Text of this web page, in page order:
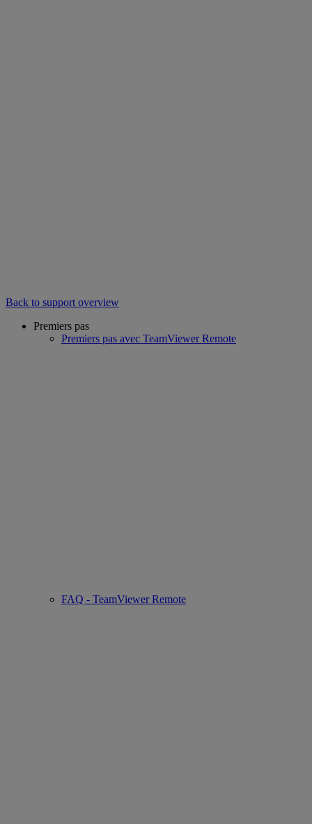
Back to support overview
Premiers pas
Premiers pas avec TeamViewer Remote
FAQ - TeamViewer Remote